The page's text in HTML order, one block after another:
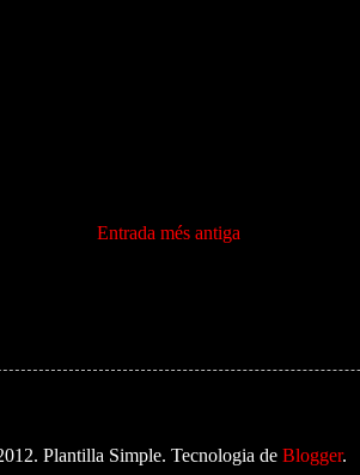
Entrada més antiga
Plantilla Simple. Tecnologia de Blogger.